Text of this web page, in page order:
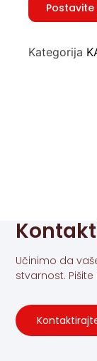
Kategorija
Učinimo da
stvarnost. Pišite